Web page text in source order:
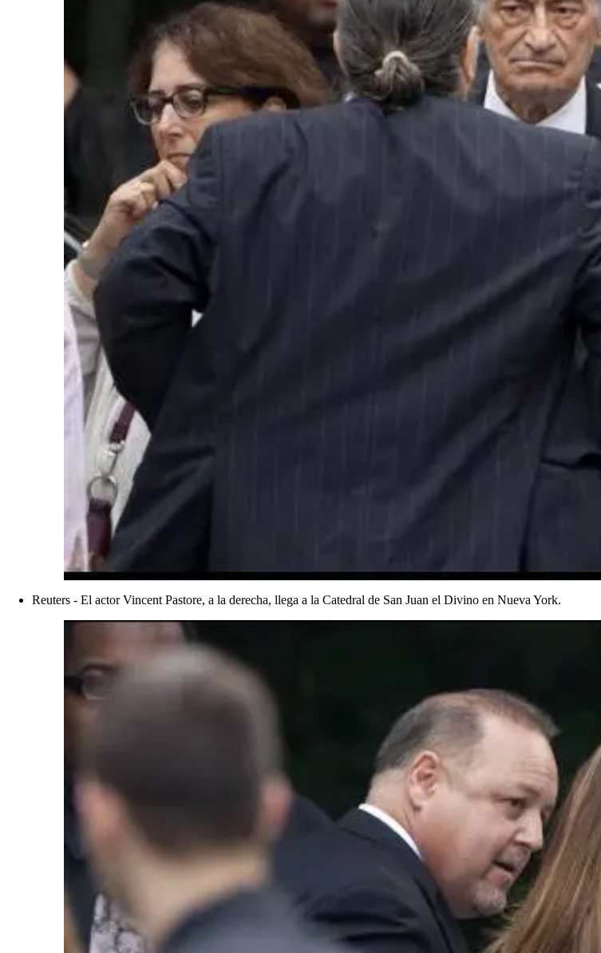
Reuters - El actor Vincent Pastore, a la derecha, llega a la Catedral de San Juan el Divino en Nueva York.